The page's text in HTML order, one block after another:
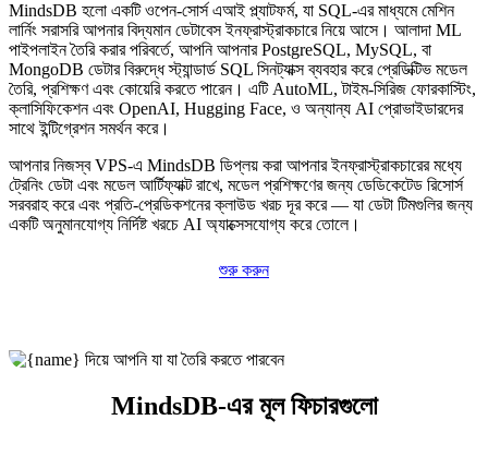
MindsDB হলো একটি ওপেন-সোর্স এআই প্ল্যাটফর্ম, যা SQL-এর মাধ্যমে মেশিন
লার্নিং সরাসরি আপনার বিদ্যমান ডেটাবেস ইনফ্রাস্ট্রাকচারে নিয়ে আসে। আলাদা ML
পাইপলাইন তৈরি করার পরিবর্তে, আপনি আপনার PostgreSQL, MySQL, বা
MongoDB ডেটার বিরুদ্ধে স্ট্যান্ডার্ড SQL সিনট্যাক্স ব্যবহার করে প্রেডিক্টিভ মডেল
তৈরি, প্রশিক্ষণ এবং কোয়েরি করতে পারেন। এটি AutoML, টাইম-সিরিজ ফোরকাস্টিং,
ক্লাসিফিকেশন এবং OpenAI, Hugging Face, ও অন্যান্য AI প্রোভাইডারদের
সাথে ইন্টিগ্রেশন সমর্থন করে।
আপনার নিজস্ব VPS-এ MindsDB ডিপ্লয় করা আপনার ইনফ্রাস্ট্রাকচারের মধ্যে
ট্রেনিং ডেটা এবং মডেল আর্টিফ্যাক্ট রাখে, মডেল প্রশিক্ষণের জন্য ডেডিকেটেড রিসোর্স
সরবরাহ করে এবং প্রতি-প্রেডিকশনের ক্লাউড খরচ দূর করে — যা ডেটা টিমগুলির জন্য
একটি অনুমানযোগ্য নির্দিষ্ট খরচে AI অ্যাক্সেসযোগ্য করে তোলে।
শুরু করুন
MindsDB-এর মূল ফিচারগুলো